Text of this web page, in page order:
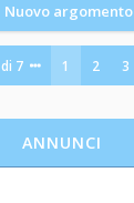
Nuovo argomento
di 7 1 2 3
ANNUNCI